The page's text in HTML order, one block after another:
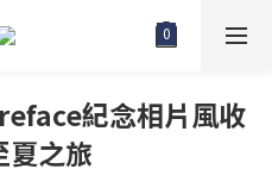
紀念相片風收
夏之旅